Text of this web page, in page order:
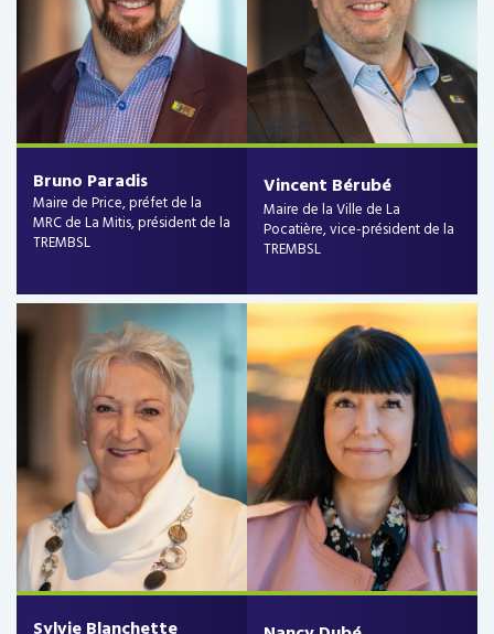
Bruno Paradis
Maire de Price, préfet de la
MRC de La Mitis, président de la
TREMBSL
Vincent Bérubé
Maire de la Ville de La
Pocatière, vice-président de la
TREMBSL